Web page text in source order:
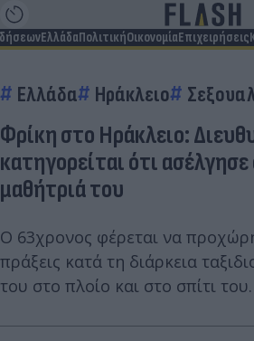
ΕλλάδαΠολιτικήΟικονομίαΕπιχειρήσεις
Ελλάδα Ηράκλειο
Φρίκη στο Ηράκλειο:
κατηγορείται ότι
μαθήτριά του
Ο 63χρονος φέρεται να
πράξεις κατά τη διάρκεια
του στο πλοίο και στο σπίτι του.